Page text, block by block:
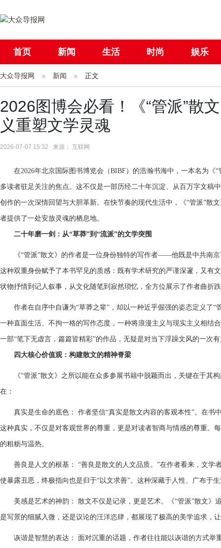
首页 新闻 生活 时尚 娱乐
社会 国际
大众导报网 新闻 正文
2026图博会必看！《“管派”散
义重塑文学灵魂
2026-07-07 15:32 来源： 互联网
在2026年北京国际图书博览会（BIBF）的浩瀚书海中，一本名为
多读者驻足关注的焦点。这不仅是一部历经二十年沉淀、从百万字文稿
创作的一次深情回望与大胆革新。在快节奏的现代生活中，《“管派”散
者提供了一处安放灵魂的栖息地。
二十年磨一剑：从“草莽”到“流派”的文学突围
《“管派”散文》的作者是一位身份独特的写作者——他既是中共南
这种双重身份赋予了本书罕见的质感：既有学术研究的严谨深邃，又有
状物抒情到记人叙事，从文化随笔到寂然琐忆，全方位展示了作者曲折
作者在自序中自谦为“草莽之辈”，却以一种近乎倔强的姿态定义了
一种直面生活、不拘一格的写作态度，一种将浪漫主义与现实主义相结
一部“笔下无虚言，篇篇皆精彩”的作品，无疑是对当下浮躁文风的一次
四大核心价值观：构建散文的精神脊梁
《“管派”散文》之所以能在众多参展书籍中脱颖而出，关键在于
在：
真实是生命的底色： 作者坚信“真实是散文内容的客观本性”。在
这种真实，不仅是对客观世界的尊重，更是对读者智商与情感的尊重。
的粗粝与温热。
善良是人文的根基： “善良是散文的人文品质。”在作者看来，文
使暴露丑恶，终极指向也是归于“以文求善”。这种深藏于人性、广布于
美感是艺术的神韵： 散文不仅是记录，更是艺术。《“管派”散文
是写景的细腻入微，还是议论的汪洋恣肆，都展现了极高的美学追求，
诙谐是智慧的表达： 面对沉重的话题，作者往往能以诙谐的方式